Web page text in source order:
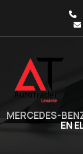
MERCEDES-
EN